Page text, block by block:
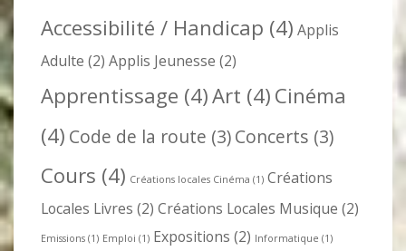
Accessibilité / Handicap (4) Applis
Adulte (2) Applis Jeunesse (2)
Apprentissage (4)Art (4) Cinéma
(4) Code de la route (3)Concerts (3)
Cours (4) Créations locales Cinéma (1) Créations
Locales Livres (2) Créations Locales Musique (2)
Emissions (1) Emploi (1) Expositions (2) Informatique (1)